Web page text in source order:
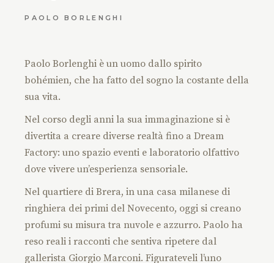
PAOLO BORLENGHI
Paolo Borlenghi è un uomo dallo spirito
bohémien, che ha fatto del sogno la costante della
sua vita.
Nel corso degli anni la sua immaginazione si è
divertita a creare diverse realtà fino a Dream
Factory: uno spazio eventi e laboratorio olfattivo
dove vivere un’esperienza sensoriale.
Nel quartiere di Brera, in una casa milanese di
ringhiera dei primi del Novecento, oggi si creano
profumi su misura tra nuvole e azzurro. Paolo ha
reso reali i racconti che sentiva ripetere dal
gallerista Giorgio Marconi. Figurateveli l’uno